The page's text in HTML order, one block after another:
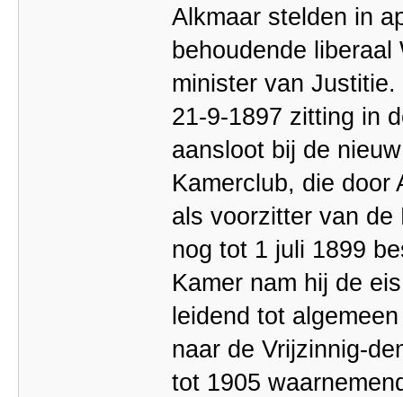
Alkmaar stelden in
behoudende
minister van
21-9-1897 zitting in
aansloot bij de
Kamerclub, die door
als voorzitter van de
nog tot 1 juli 1899
Kamer nam hij de
leidend tot
naar de Vrijzinnig-
tot 1905